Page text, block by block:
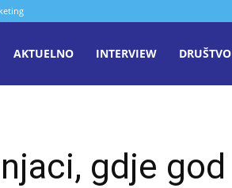
AKTUELNO INTERVIEW DRUŠTVO
gdje